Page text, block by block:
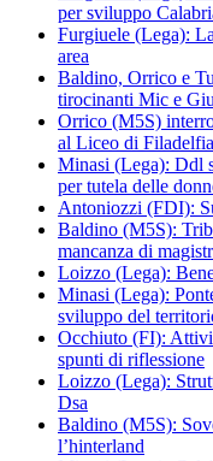
per sviluppo
Furgiuele (Lega):
area
Baldino, Orrico e
tirocinanti Mic e
Orrico (M5S)
al Liceo di Filadelfia
Minasi (Lega): Ddl
per tutela delle
Antoniozzi (FDI):
Baldino (M5S):
mancanza di
Loizzo (Lega):
Minasi (Lega):
sviluppo del
Occhiuto (FI):
spunti di riflessione
Loizzo (Lega):
Dsa
Baldino (M5S):
l’hinterland